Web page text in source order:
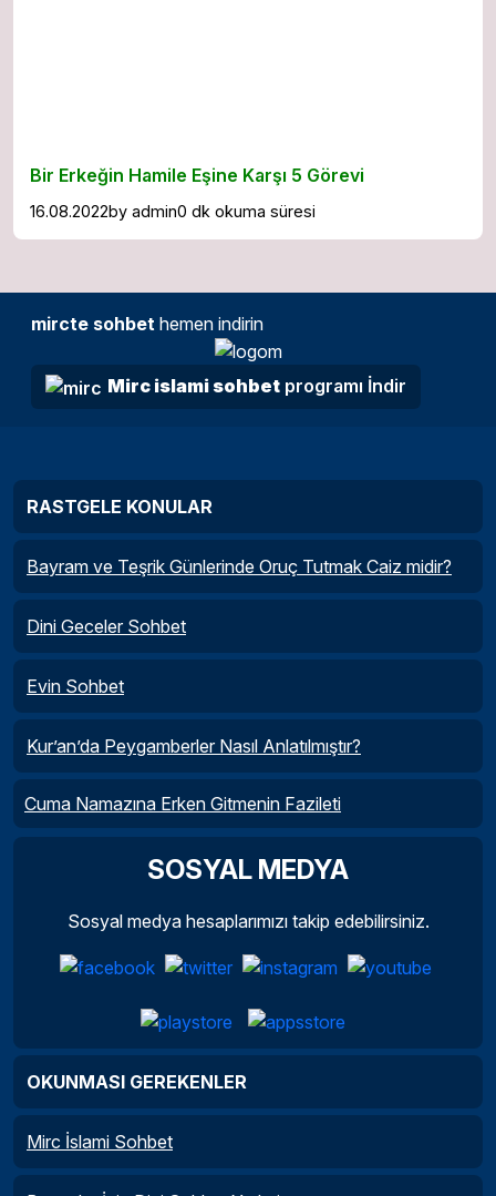
Bir Erkeğin Hamile Eşine Karşı 5 Görevi
16.08.2022by admin0 dk okuma süresi
mircte sohbet hemen indirin
Mirc islami sohbet programı İndir
RASTGELE KONULAR
Bayram ve Teşrik Günlerinde Oruç Tutmak Caiz midir?
Dini Geceler Sohbet
Evin Sohbet
Kur’an’da Peygamberler Nasıl Anlatılmıştır?
Cuma Namazına Erken Gitmenin Fazileti
SOSYAL MEDYA
Sosyal medya hesaplarımızı takip edebilirsiniz.
OKUNMASI GEREKENLER
Mirc İslami Sohbet